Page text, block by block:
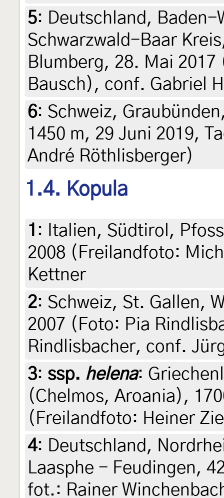
5: Deutschland, Baden-
Schwarzwald-Baar
Blumberg, 28. Mai
Bausch), conf. Gabriel
6: Schweiz,
1450 m, 29 Juni 2019,
André Röthlisberger)
1.4. Kopula
1 :
Italien, Südtirol,
2008 (Freilandfoto:
Kettner
2: Schweiz, St. Gallen,
2007 (Foto: Pia
Rindlisbacher, conf.
3: ssp. helena:
(Chelmos, Aroania),
(Freilandfoto: Heiner
4: Deutschland,
Laasphe - Feudingen,
fot.: Rainer